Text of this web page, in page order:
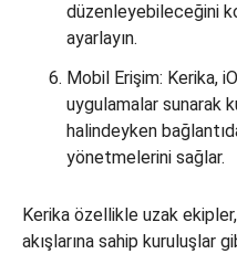
düzenleyebileceğini
ayarlayın.
Mobil Erişim: Kerika,
uygulamalar sunarak
halindeyken
yönetmelerini sağlar.
Kerika özellikle uzak
akışlarına sahip kuruluşlar